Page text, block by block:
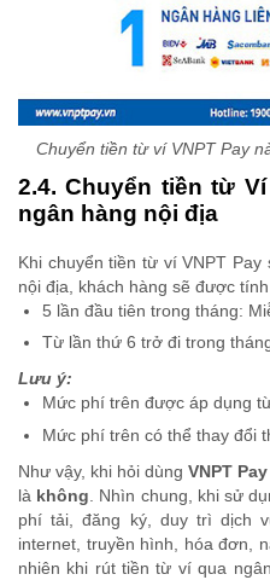
Chuyển tiền từ ví VNPT Pay
2.4. Chuyển tiền từ
ngân hàng nội địa
Khi chuyển tiền từ ví VNPT
nội địa, khách hàng sẽ được
5 lần đầu tiên trong tháng:
Từ lần thứ 6 trở đi trong
Lưu ý:
Mức phí trên được áp dụng
Mức phí trên có thể thay đổi
Như vậy, khi hỏi dùng VNPT
là không. Nhìn chung, khi sử
phí tải, đăng ký, duy trì dịch
internet, truyền hình, hóa đơn,
nhiên khi rút tiền từ ví qua